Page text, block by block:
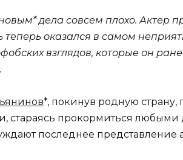
дела совсем плохо. Актер
теперь оказался в самом
взглядов, которые он
*, покинув родную страну,
стараясь прокормиться
последнее представление